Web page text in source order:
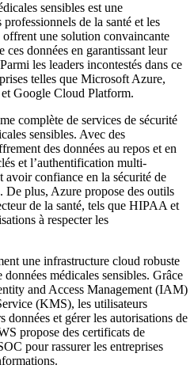
sensibles est une
de la santé et les
une solution convaincante
ces données en garantissant leur
les leaders incontestés dans ce
telles que Microsoft Azure,
Google Cloud Platform.
complète de services de sécurité
sensibles. Avec des
des données au repos et en
et l’authentification multi-
avoir confiance en la sécurité de
De plus, Azure propose des outils
de la santé, tels que HIPAA et
à respecter les
une infrastructure cloud robuste
médicales sensibles. Grâce
and Access Management (IAM)
(KMS), les utilisateurs
données et gérer les autorisations de
propose des certificats de
pour rassurer les entreprises